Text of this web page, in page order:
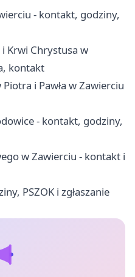
- kontakt, godziny,
i Krwi Chrystusa w
kontakt
i Pawła w Zawierciu
- kontakt, godziny,
w Zawierciu - kontakt i
PSZOK i zgłaszanie